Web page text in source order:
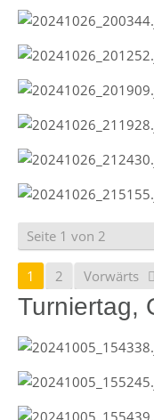
Seite 1 von 2
1 2 Vorwärts
Turniertag,